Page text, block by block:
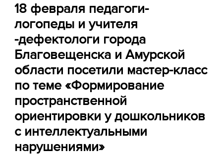
18 февраля педагоги-
логопеды и учителя
-дефектологи города
Благовещенска и Амурской
области посетили мастер-класс
по теме «Формирование
пространственной
ориентировки у дошкольников
с интеллектуальными
нарушениями»